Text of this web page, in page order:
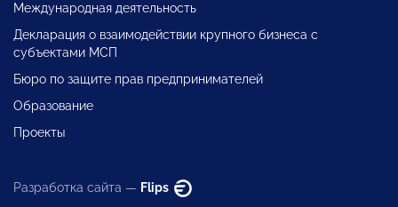
Международная деятельность
Декларация о взаимодействии крупного бизнеса с
субъектами МСП
Бюро по защите прав предпринимателей
Образование
Проекты
Разработка сайта — Flips